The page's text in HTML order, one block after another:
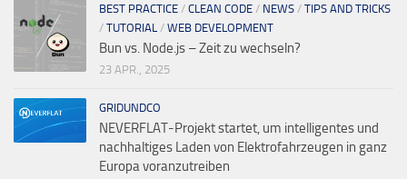
BEST PRACTICE / CLEAN CODE / NEWS / TIPS AND TRICKS
/ TUTORIAL / WEB DEVELOPMENT
Bun vs. Node.js – Zeit zu wechseln?
23 APR., 2025
GRIDUNDCO
NEVERFLAT-Projekt startet, um intelligentes und
nachhaltiges Laden von Elektrofahrzeugen in ganz
Europa voranzutreiben